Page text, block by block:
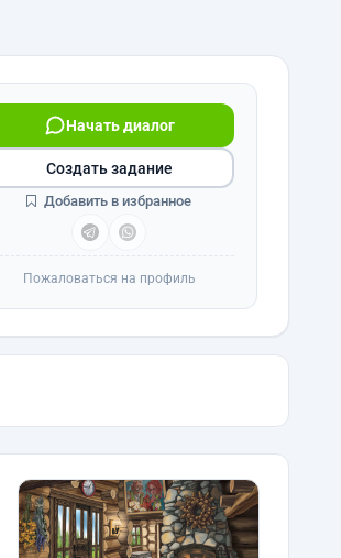
Начать диалог
Создать задание
Добавить в избранное
Пожаловаться на профиль